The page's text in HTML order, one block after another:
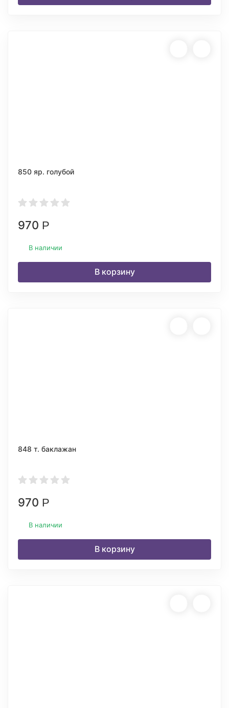
850 яр. голубой
970 Р
В наличии
В корзину
848 т. баклажан
970 Р
В наличии
В корзину